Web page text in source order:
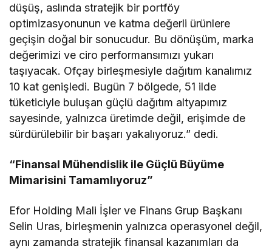
düşüş, aslında stratejik bir portföy
optimizasyonunun ve katma değerli ürünlere
geçişin doğal bir sonucudur. Bu dönüşüm, marka
değerimizi ve ciro performansımızı yukarı
taşıyacak. Ofçay birleşmesiyle dağıtım kanalımız
10 kat genişledi. Bugün 7 bölgede, 51 ilde
tüketiciyle buluşan güçlü dağıtım altyapımız
sayesinde, yalnızca üretimde değil, erişimde de
sürdürülebilir bir başarı yakalıyoruz.” dedi.
“Finansal Mühendislik ile Güçlü Büyüme
Mimarisini Tamamlıyoruz”
Efor Holding Mali İşler ve Finans Grup Başkanı
Selin Uras, birleşmenin yalnızca operasyonel değil,
aynı zamanda stratejik finansal kazanımları da